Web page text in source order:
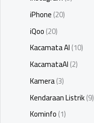
iPhone(20)
iQoo(20)
Kacamata AI(10)
KacamataAI(2)
Kamera(3)
Kendaraan Listrik(9)
Kominfo(1)